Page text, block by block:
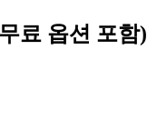
료 옵션 포함)